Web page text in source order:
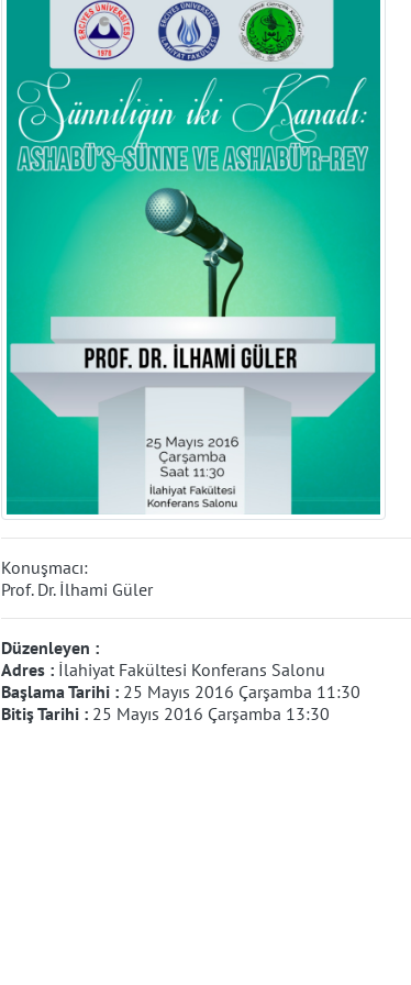
Konuşmacı:
Prof. Dr. İlhami Güler
Düzenleyen :
Adres : İlahiyat Fakültesi Konferans Salonu
Başlama Tarihi : 25 Mayıs 2016 Çarşamba 11:30
Bitiş Tarihi : 25 Mayıs 2016 Çarşamba 13:30